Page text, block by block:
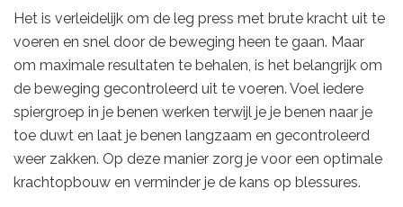
Het is verleidelijk om de leg press met brute kracht uit te
voeren en snel door de beweging heen te gaan. Maar
om maximale resultaten te behalen, is het belangrijk om
de beweging gecontroleerd uit te voeren. Voel iedere
spiergroep in je benen werken terwijl je je benen naar je
toe duwt en laat je benen langzaam en gecontroleerd
weer zakken. Op deze manier zorg je voor een optimale
krachtopbouw en verminder je de kans op blessures.